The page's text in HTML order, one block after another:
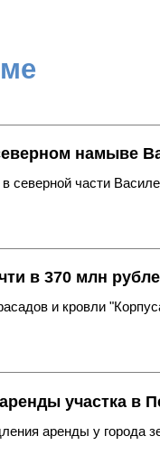
намыве
части
в 370 млн
и кровли
участка в
аренды у города